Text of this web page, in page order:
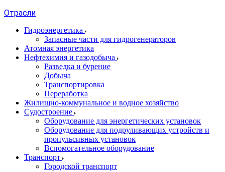
Отрасли
Гидроэнергетика
Запасные части для гидрогенераторов
Атомная энергетика
Нефтехимия и газодобыча
Разведка и бурение
Добыча
Транспортировка
Переработка
Жилищно-коммунальное и водное хозяйство
Судостроение
Оборудование для энергетических установок
Оборудование для подруливающих устройств и
пропульсивных установок
Вспомогательное оборудование
Транспорт
Городской транспорт